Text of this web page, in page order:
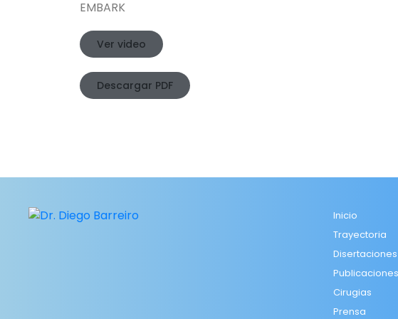
EMBARK
Ver video
Descargar PDF
Inicio
Trayectoria
Disertaciones
Publicaciones
Cirugias
Prensa